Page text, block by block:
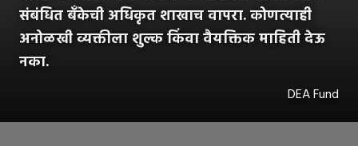
संबंधित बँकेची अधिकृत शाखाच वापरा. कोणत्याही
अनोळखी व्यक्तीला शुल्क किंवा वैयक्तिक माहिती देऊ
नका.
DEA Fund